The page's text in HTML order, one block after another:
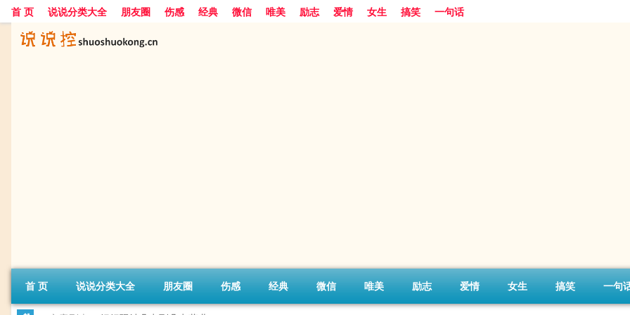
首 页 说说分类大全 朋友圈 伤感 经典 微信 唯美 励志 爱情 女生 搞笑 一句话
首 页 说说分类大全 朋友圈 伤感 经典 微信 唯美 励志 爱情 女生 搞笑 一句